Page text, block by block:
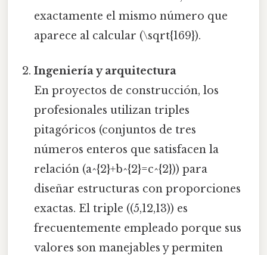
exactamente el mismo número que
aparece al calcular (\sqrt{169}).
Ingeniería y arquitectura
En proyectos de construcción, los
profesionales utilizan triples
pitagóricos (conjuntos de tres
números enteros que satisfacen la
relación (a^{2}+b^{2}=c^{2})) para
diseñar estructuras con proporciones
exactas. El triple ((5,12,13)) es
frecuentemente empleado porque sus
valores son manejables y permiten